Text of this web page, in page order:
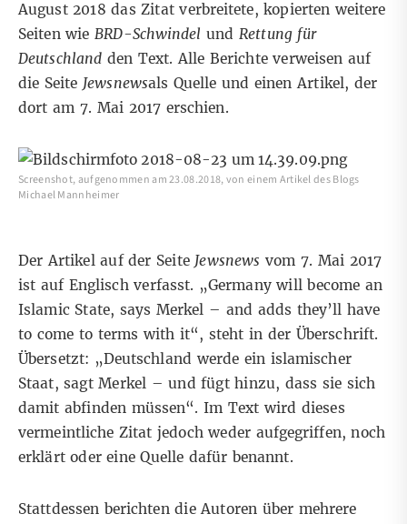
August 2018 das Zitat verbreitete, kopierten weitere
Seiten wieBRD-Schwindel undRettung für
Deutschland den Text. Alle Berichte verweisen auf
die Seite Jewsnewsals Quelle und einenArtikel, der
dort am 7. Mai 2017 erschien.
Screenshot, aufgenommen am 23.08.2018, von einem Artikel des Blogs
Michael Mannheimer
Der Artikel auf der Seite Jewsnews vom 7. Mai 2017
ist auf Englisch verfasst. „Germany will become an
Islamic State, says Merkel – and adds they’ll have
to come to terms with it“, steht in der Überschrift.
Übersetzt: „Deutschland werde ein islamischer
Staat, sagt Merkel – und fügt hinzu, dass sie sich
damit abfinden müssen“. Im Text wird dieses
vermeintliche Zitat jedoch weder aufgegriffen, noch
erklärt oder eine Quelle dafür benannt.
Stattdessen berichten die Autoren über mehrere